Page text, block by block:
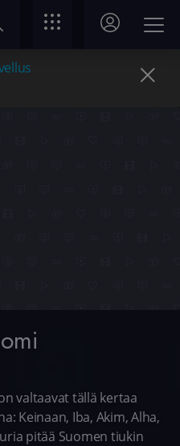
valtaavat tällä kertaa
Keinaan, Iba, Akim, Alha,
pitää Suomen tiukin